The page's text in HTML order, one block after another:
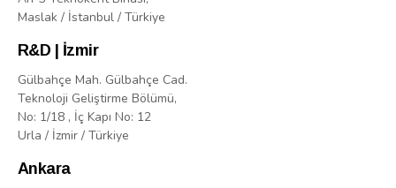
Maslak / İstanbul / Türkiye
R&D | İzmir
Gülbahçe Mah. Gülbahçe Cad.
Teknoloji Geliştirme Bölümü,
No: 1/18 , İç Kapı No: 12
Urla / İzmir / Türkiye
Ankara